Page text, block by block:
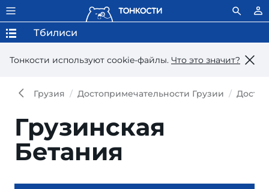
Тонкости используют сookie-файлы. Что это значит?
Тбилиси
Грузия Достопримечательности Грузии
Грузинская
Бетания